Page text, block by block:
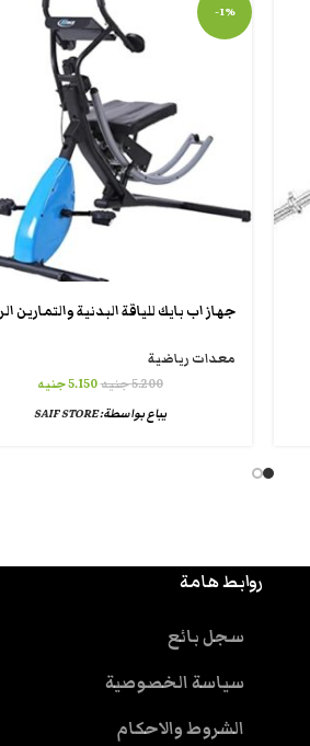
-1%
معدات رياضية
5.200جنيه5.150جنيه
يباع بواسطة:SAIF STORE
روابط هامة
سجل بائع
سياسة الخصوصية
الشروط والاحكام